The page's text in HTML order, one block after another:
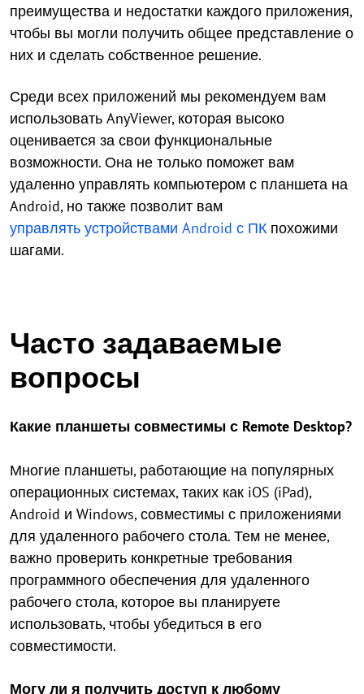
преимущества и недостатки каждого приложения,
чтобы вы могли получить общее представление о
них и сделать собственное решение.
Среди всех приложений мы рекомендуем вам
использовать AnyViewer, которая высоко
оценивается за свои функциональные
возможности. Она не только поможет вам
удаленно управлять компьютером с планшета на
Android, но также позволит вам
управлять устройствами Android с ПКпохожими
шагами.
Часто задаваемые
вопросы
Какие планшеты совместимы с Remote Desktop?
Многие планшеты, работающие на популярных
операционных системах, таких как iOS (iPad),
Android и Windows, совместимы с приложениями
для удаленного рабочего стола. Тем не менее,
важно проверить конкретные требования
программного обеспечения для удаленного
рабочего стола, которое вы планируете
использовать, чтобы убедиться в его
совместимости.
Могу ли я получить доступ к любому